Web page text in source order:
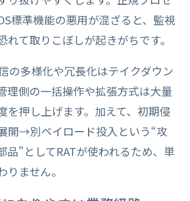
標準機能の悪用が混ざると、監視
れて取りこぼしが起きがちです。
の多様化や冗長化はテイクダウン
理側の一括操作や拡張方式は大量
を押し上げます。加えて、初期侵
→別ペイロード投入という“攻
品”としてRATが使われるため、単
ません。